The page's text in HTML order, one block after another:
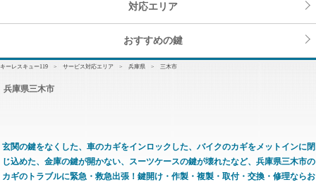
対応エリア
おすすめの鍵
キーレスキュー119 > サービス対応エリア > 兵庫県 > 三木市
兵庫県三木市
玄関の鍵をなくした、車のカギをインロックした、バイクのカギをメットインに閉
じ込めた、金庫の鍵が開かない、スーツケースの鍵が壊れたなど、兵庫県三木市の
カギのトラブルに緊急・救急出張！鍵開け・作製・複製・取付・交換・修理ならお